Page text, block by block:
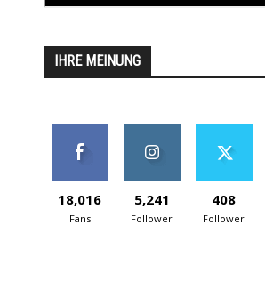
IHRE MEINUNG
18,016
Fans
5,241
Follower
408
Follower